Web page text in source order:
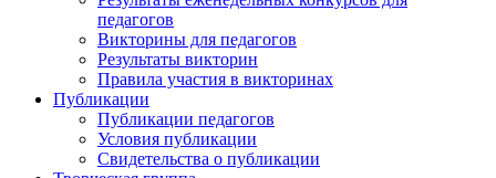
Результаты еженедельных конкурсов для
педагогов
Викторины для педагогов
Результаты викторин
Правила участия в викторинах
Публикации
Публикации педагогов
Условия публикации
Свидетельства о публикации